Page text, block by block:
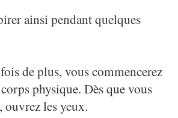
ainsi pendant quelques
de plus, vous commencerez
physique. Dès que vous
ouvrez les yeux.